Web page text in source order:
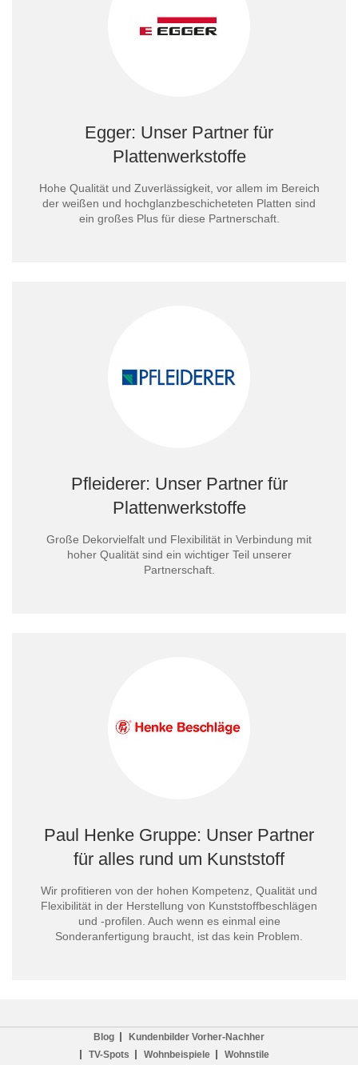
Egger: Unser Partner für
Plattenwerkstoffe
Hohe Qualität und Zuverlässigkeit, vor allem im Bereich
der weißen und hochglanzbeschicheteten Platten sind
ein großes Plus für diese Partnerschaft.
Pfleiderer: Unser Partner für
Plattenwerkstoffe
Große Dekorvielfalt und Flexibilität in Verbindung mit
hoher Qualität sind ein wichtiger Teil unserer
Partnerschaft.
Paul Henke Gruppe: Unser Partner
für alles rund um Kunststoff
Wir profitieren von der hohen Kompetenz, Qualität und
Flexibilität in der Herstellung von Kunststoffbeschlägen
und -profilen. Auch wenn es einmal eine
Sonderanfertigung braucht, ist das kein Problem.
Blog
Kundenbilder Vorher-Nachher
TV-Spots
Wohnbeispiele Wohnstile